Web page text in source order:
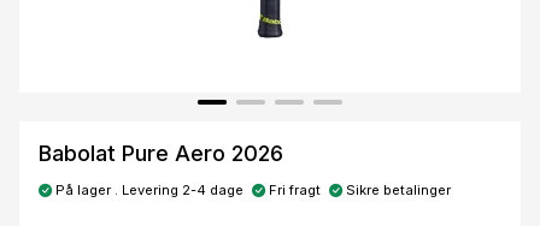
Babolat Pure Aero 2026
På lager . Levering 2-4 dage Fri fragt Sikre betalinger